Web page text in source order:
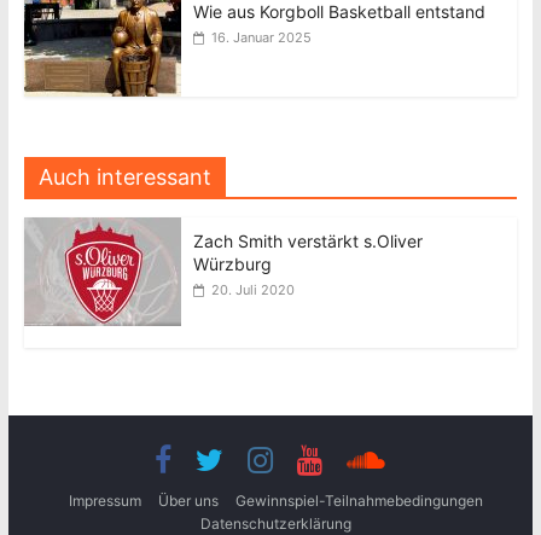
Wie aus Korgboll Basketball entstand
16. Januar 2025
Auch interessant
Zach Smith verstärkt s.Oliver
Würzburg
20. Juli 2020
Impressum Über uns
Gewinnspiel-Teilnahmebedingungen
Datenschutzerklärung